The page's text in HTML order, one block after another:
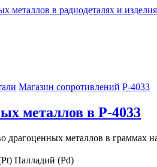
металлов в радиодеталях и
Магазин сопротивлений Р-4033
металлов в Р-4033
драгоценных металлов в граммах
Палладий (Pd)